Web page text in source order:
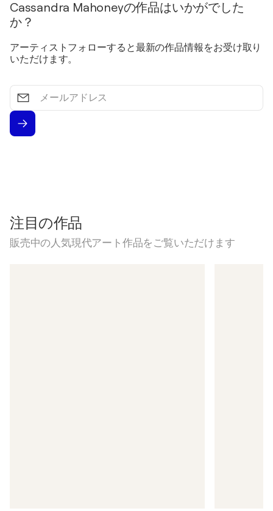
Cassandra Mahoneyの作品はいかがでした
か？
アーティストフォローすると最新の作品情報をお受け取り
いただけます。
メ
ー
ル
ド
注目の作品
販売中の人気現代アート作品をご覧いただけます